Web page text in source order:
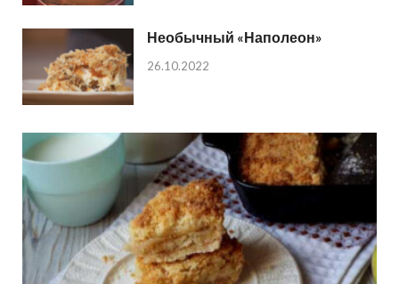
Необычный «Наполеон»
26.10.2022